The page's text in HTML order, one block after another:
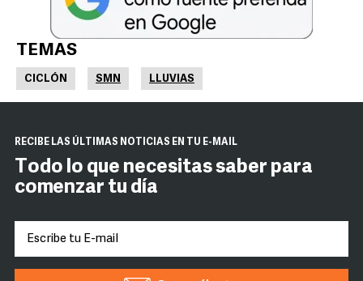
TEMAS
CICLÓN SMN LLUVIAS
RECIBE LAS ÚLTIMAS NOTICIAS EN TU E-MAIL
Todo lo que necesitas saber para
comenzar tu día